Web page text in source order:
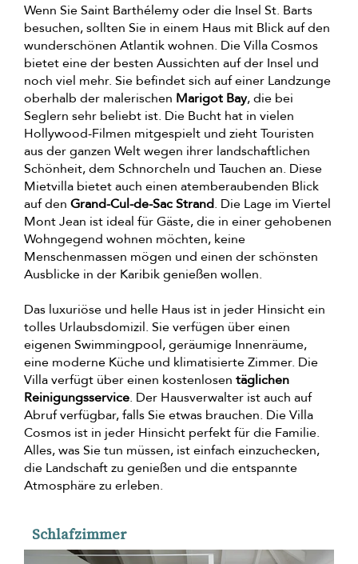
Wenn Sie Saint Barthélemy oder die Insel St. Barts
besuchen, sollten Sie in einem Haus mit Blick auf den
wunderschönen Atlantik wohnen. Die Villa Cosmos
bietet eine der besten Aussichten auf der Insel und
noch viel mehr. Sie befindet sich auf einer Landzunge
oberhalb der malerischen Marigot Bay, die bei
Seglern sehr beliebt ist. Die Bucht hat in vielen
Hollywood-Filmen mitgespielt und zieht Touristen
aus der ganzen Welt wegen ihrer landschaftlichen
Schönheit, dem Schnorcheln und Tauchen an. Diese
Mietvilla bietet auch einen atemberaubenden Blick
auf den Grand-Cul-de-Sac Strand. Die Lage im Viertel
Mont Jean ist ideal für Gäste, die in einer gehobenen
Wohngegend wohnen möchten, keine
Menschenmassen mögen und einen der schönsten
Ausblicke in der Karibik genießen wollen.
Das luxuriöse und helle Haus ist in jeder Hinsicht ein
tolles Urlaubsdomizil. Sie verfügen über einen
eigenen Swimmingpool, geräumige Innenräume,
eine moderne Küche und klimatisierte Zimmer. Die
Villa verfügt über einen kostenlosen täglichen
Reinigungsservice. Der Hausverwalter ist auch auf
Abruf verfügbar, falls Sie etwas brauchen. Die Villa
Cosmos ist in jeder Hinsicht perfekt für die Familie.
Alles, was Sie tun müssen, ist einfach einzuchecken,
die Landschaft zu genießen und die entspannte
Atmosphäre zu erleben.
Schlafzimmer